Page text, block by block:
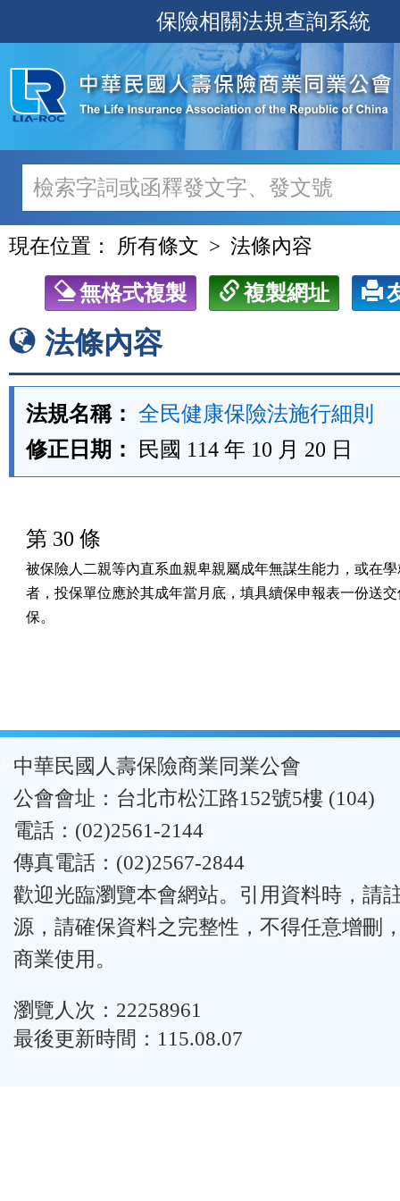
至
主
內
容
保險相關法規查詢系統
現在位置： 所有條文 法條內容
無格式複製 複製網址
法條內容
法規名稱： 全民健康保險法施行細則
修正日期：
民國 114 年 10 月 20 日
第 30 條
被保險人二親等內直系血親卑親屬成年無謀生能力，或在
者，投保單位應於其成年當月底，填具續保申報表一份送
保。
:::中華民國人壽保險商業同業公會
公會會址：台北市松江路152號5樓 (104)
電話：(02)2561-2144
傳真電話：(02)2567-2844
歡迎光臨瀏覽本會網站。引用資料時，請
源，請確保資料之完整性，不得任意增刪
商業使用。
瀏覽人次：22258961
最後更新時間：115.08.07